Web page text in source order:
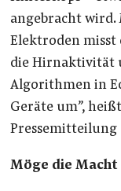
angebracht wird.
Elektroden misst
die Hirnaktivität
Algorithmen in
Geräte um”,
Pressemitteilung
Möge die